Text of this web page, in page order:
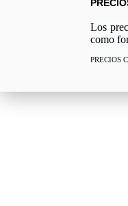
Los
como
PRECIOS